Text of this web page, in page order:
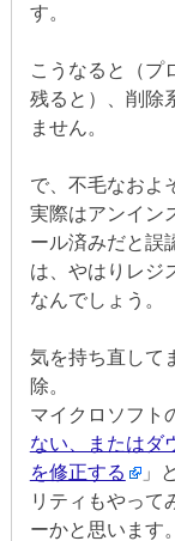
す。
こうなると（プ
残ると）、削除
ません。
で、不毛なおよ
実際はアンイン
ール済みだと誤
は、やはりレジ
なんでしょう。
気を持ち直して
除。
マイクロソフト
ない、またはダ
を修正する
」
リティもやって
ーかと思います。